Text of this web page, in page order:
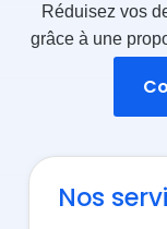
Réduisez vos
grâce à une
Nos